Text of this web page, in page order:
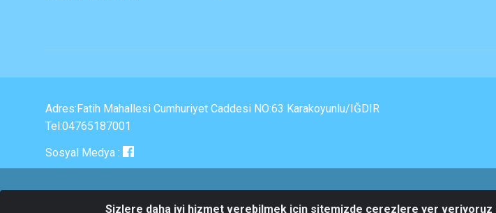
Adres:Fatih Mahallesi Cumhuriyet Caddesi NO:63 Karakoyunlu/IĞDIR
Tel:04765187001
Sosyal Medya :
Sizlere daha iyi hizmet verebilmek için sitemizde çerezlere yer veriyoruz